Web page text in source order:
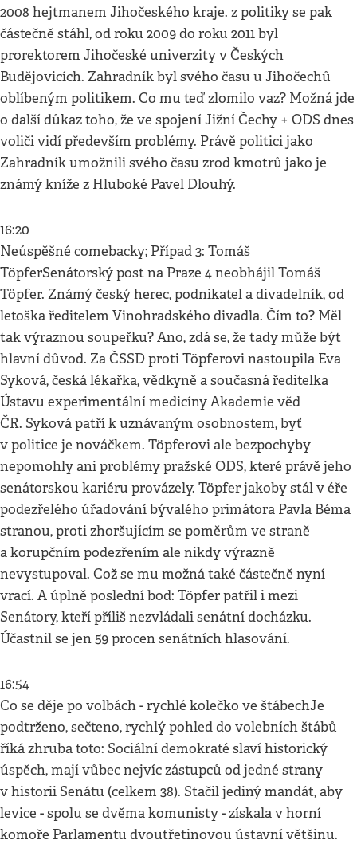
2008 hejtmanem Jihočeského kraje. z politiky se pak
částečně stáhl, od roku 2009 do roku 2011 byl
prorektorem Jihočeské univerzity v Českých
Budějovicích. Zahradník byl svého času u Jihočechů
oblíbeným politikem. Co mu teď zlomilo vaz? Možná jde
o další důkaz toho, že ve spojení Jižní Čechy + ODS dnes
voliči vidí především problémy. Právě politici jako
Zahradník umožnili svého času zrod kmotrů jako je
známý kníže z Hluboké Pavel Dlouhý.
16:20
Neúspěšné comebacky; Případ 3: Tomáš
TöpferSenátorský post na Praze 4 neobhájil Tomáš
Töpfer. Známý český herec, podnikatel a divadelník, od
letoška ředitelem Vinohradského divadla. Čím to? Měl
tak výraznou soupeřku? Ano, zdá se, že tady může být
hlavní důvod. Za ČSSD proti Töpferovi nastoupila Eva
Syková, česká lékařka, vědkyně a současná ředitelka
Ústavu experimentální medicíny Akademie věd
ČR. Syková patří k uznávaným osobnostem, byť
v politice je nováčkem. Töpferovi ale bezpochyby
nepomohly ani problémy pražské ODS, které právě jeho
senátorskou kariéru provázely. Töpfer jakoby stál v éře
podezřelého úřadování bývalého primátora Pavla Béma
stranou, proti zhoršujícím se poměrům ve straně
a korupčním podezřením ale nikdy výrazně
nevystupoval. Což se mu možná také částečně nyní
vrací. A úplně poslední bod: Töpfer patřil i mezi
Senátory, kteří příliš nezvládali senátní docházku.
Účastnil se jen 59 procen senátních hlasování.
16:54
Co se děje po volbách - rychlé kolečko ve štábechJe
podtrženo, sečteno, rychlý pohled do volebních štábů
říká zhruba toto: Sociální demokraté slaví historický
úspěch, mají vůbec nejvíc zástupců od jedné strany
v historii Senátu (celkem 38). Stačil jediný mandát, aby
levice - spolu se dvěma komunisty - získala v horní
komoře Parlamentu dvoutřetinovou ústavní většinu.